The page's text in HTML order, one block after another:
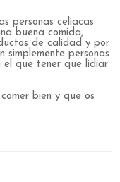
personas celíacas
buena comida,
de calidad y por
simplemente personas
el que tener que lidiar
bien y que os